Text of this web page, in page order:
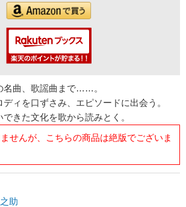
名曲、歌謡曲まで……。
ィを口ずさみ、エピソードに出会う。
きた文化を歌から読みとく。
せんが、こちらの商品は絶版でございま
助